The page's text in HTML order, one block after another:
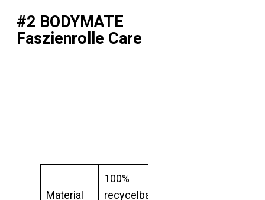
#2 BODYMATE
Faszienrolle Care
Material
100%
recycelbares